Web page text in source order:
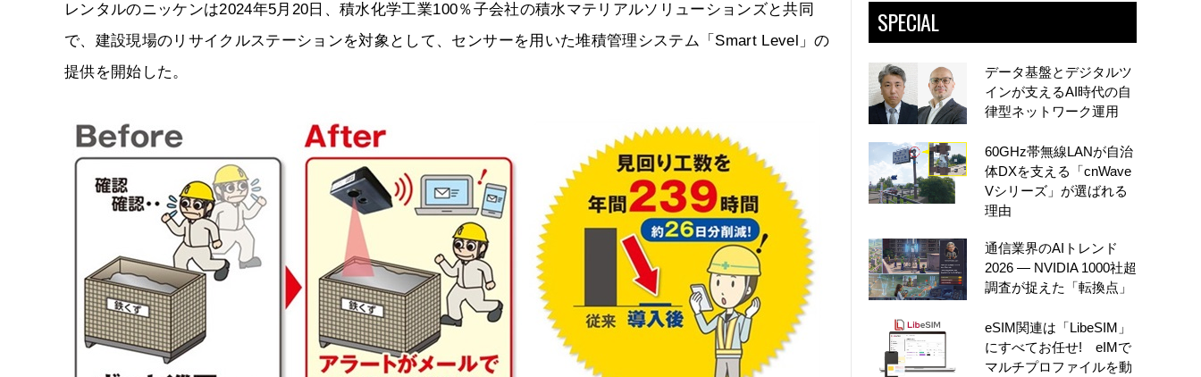
レンタルのニッケンは2024年5月20日、積水化学工業100％子会社の積水マテリアルソリューションズと共同
で、建設現場のリサイクルステーションを対象として、センサーを用いた堆積管理システム「Smart Level」の
提供を開始した。
SPECIAL
データ基盤とデジタルツ
インが支えるAI時代の自
律型ネットワーク運用
60GHz帯無線LANが自治
体DXを支える「cnWave
Vシリーズ」が選ばれる
理由
通信業界のAIトレンド
2026 ― NVIDIA 1000社超
調査が捉えた「転換点」
eSIM関連は「LibeSIM」
にすべてお任せ! eIMで
マルチプロファイルを動